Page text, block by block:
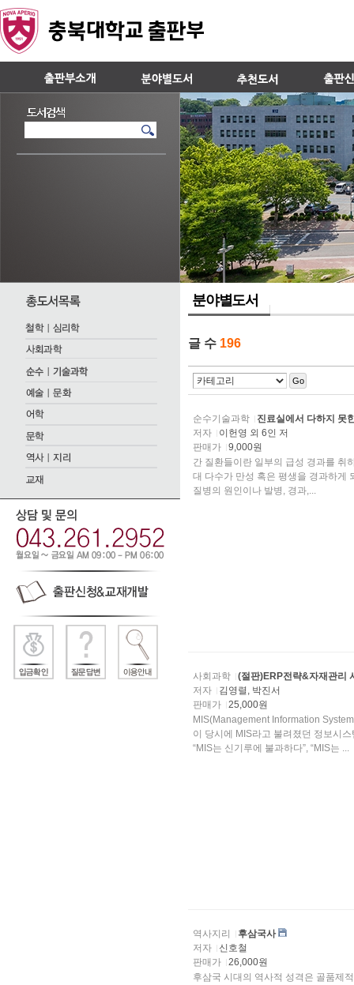
분야별도서
글 수 196
Go
순수기술과학
진료실에서 다하지 못
저자
이헌영 외 6인 저
판매가
9,000원
간 질환들이란 일부의 급성 경과를 취
대 다수가 만성 혹은 평생을 경과하게 되는 질환들이다. 이렇게 만성의 경과를 취하는
질병의 원인이나 발병, 경과,...
사회과학
(절판)ERP전략&자재관리
저자
김영렬, 박진서
판매가
25,000원
MIS(Management Information
이 당시에 MIS라고 불려졌던 정보시
“MIS는 신기루에 불과하다”, “MIS는 ...
역사지리
후삼국사
저자
신호철
판매가
26,000원
후삼국 시대의 역사적 성격은 골품제